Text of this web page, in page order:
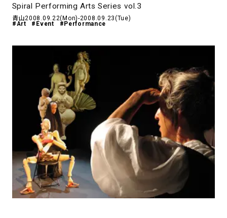
青山
アトレ吉祥寺
⼆⼦⽟川 Dogwood Plaza
横浜赤レンガ倉庫
ルクア⼤阪
Nail Salon4
Spiral Nail Salon 青山
Spiral Nail Salon NEWoMan
⾼輪
naila 横浜ランドマーク
naila 大宮そごう
Spiral Café 青山
Spiral Garden 福岡ワンビル
CAFE AALTO 新丸ビル
Spiral Schole
スパイラルが推進するエデュケーシ
Spiral Print Collection
Spiral Performing Arts Series vol.3
青山2008.09.22(Mon)-2008.09.23(Tue)
#Art #Event #Performance